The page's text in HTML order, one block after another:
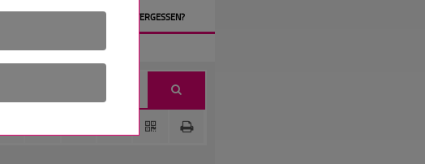
» PASSWORT VERGESSEN?